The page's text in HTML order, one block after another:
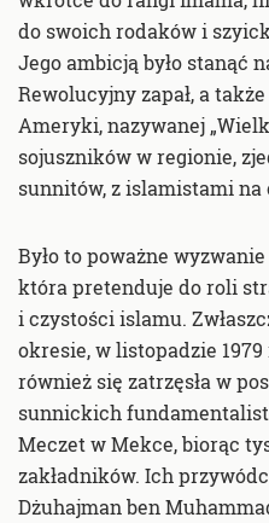
do swoich rodaków i
Jego ambicją było stanąć
Rewolucyjny zapał, a
Ameryki, nazywanej
sojuszników w regionie,
sunnitów, z islamistami na
Było to poważne
która pretenduje do roli
i czystości islamu.
okresie, w listopadzie
również się zatrzęsła w
sunnickich
Meczet w Mekce, biorąc
zakładników. Ich
Dżuhajman ben